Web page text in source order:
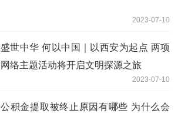
2023-07-10
盛世中华 何以中国｜以西安为起点 两项
网络主题活动将开启文明探源之旅
2023-07-10
公积金提取被终止原因有哪些 为什么会